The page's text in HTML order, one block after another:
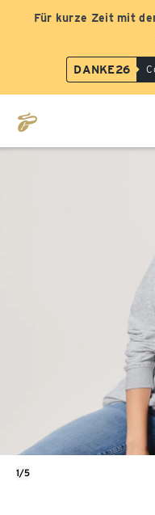
Für kurze Zeit mit
DANKE26
1/5